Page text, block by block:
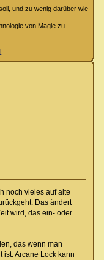
und zu wenig darüber wie
von Magie zu
noch vieles auf alte
Das ändert
wird, das ein- oder
das wenn man
ist. Arcane Lock kann